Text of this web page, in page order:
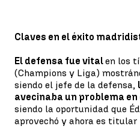
Claves en el éxito
El defensa fue vitalen los
(Champions y Liga)
siendo el jefe de la defensa,
avecinaba un problema en
siendo la oportunidad que
aprovechó y ahora es